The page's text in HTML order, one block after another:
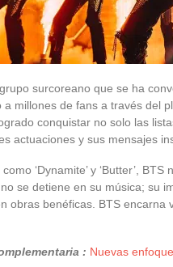
surcoreano que se ha
a millones de fans a través del
conquistar no solo las
actuaciones y sus mensajes
‘Dynamite’ y ‘Butter’,
se detiene en su música; su
obras benéficas. BTS
: Nuevas